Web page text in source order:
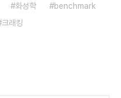
화성학
benchmark
크래킹